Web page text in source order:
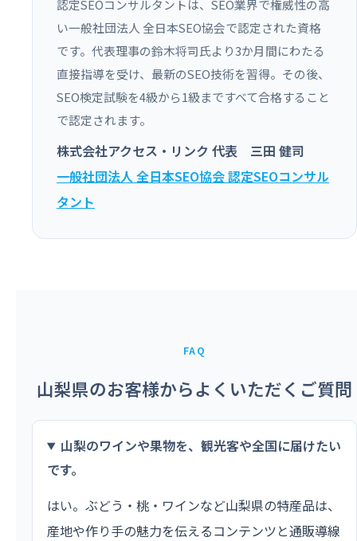
認定SEOコンサルタントは、SEO業界で権威性の高
い一般社団法人 全日本SEO協会で認定された資格
です。代表理事の鈴木将司氏より3か月間にわたる
直接指導を受け、最新のSEO技術を習得。その後、
SEO検定試験を4級から1級まですべて合格すること
で認定されます。
株式会社アクセス・リンク 代表 三田 健司
一般社団法人 全日本SEO協会 認定SEOコンサル
タント
FAQ
山梨県のお客様からよくいただくご質問
山梨のワインや果物を、観光客や全国に届けたい
です。
はい。ぶどう・桃・ワインなど山梨県の特産品は、
産地や作り手の魅力を伝えるコンテンツと通販導線